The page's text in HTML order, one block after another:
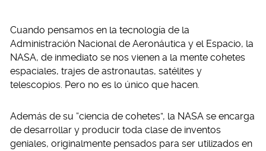
Cuando pensamos en la tecnología de la
Administración Nacional de Aeronáutica y el Espacio, la
NASA, de inmediato se nos vienen a la mente cohetes
espaciales, trajes de astronautas, satélites y
telescopios. Pero no es lo único que hacen.
Además de su “ciencia de cohetes”, la NASA se encarga
de desarrollar y producir toda clase de inventos
geniales, originalmente pensados para ser utilizados en